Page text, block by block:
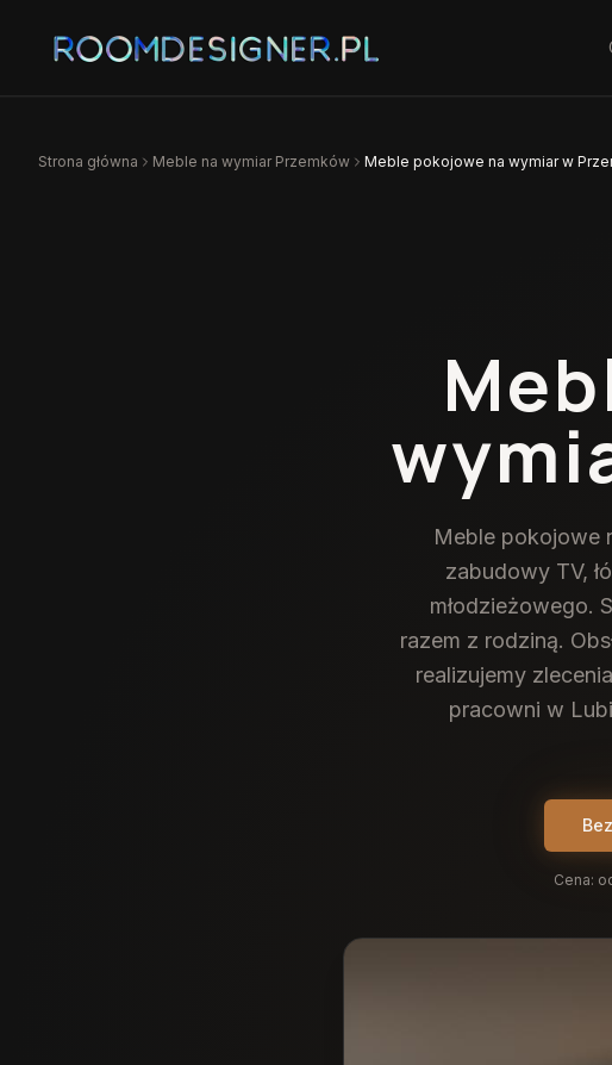
Strona główna Meble na wymiar Przemków Meble pokojowe na wymiar w
Meble pokojowe
zabudowy TV,
młodzieżowego.
razem z rodziną.
realizujemy
pracowni w
Cena: